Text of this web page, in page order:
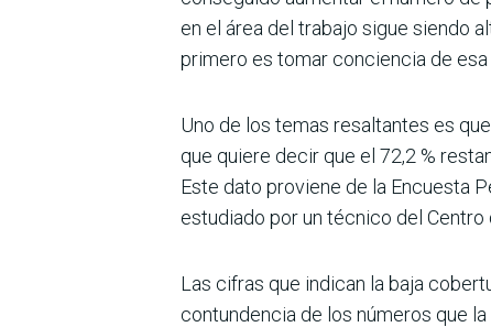
en el área del trabajo sigue siendo
primero es tomar conciencia de esa
Uno de los temas resaltantes es
que quiere decir que el 72,2 %
Este dato proviene de la Encuesta
estu­diado por un técnico del Centro
Las cifras que indican la baja
contundencia de los números que